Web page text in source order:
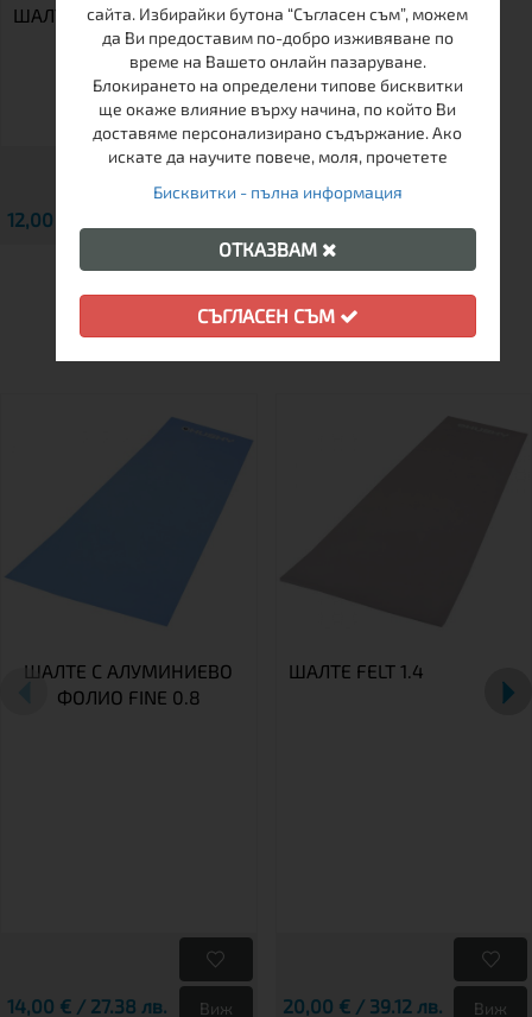
ШАЛТЕ ДВУСЛОЙНО
12,00 € / 23.47 лв.
ДРУГИ КЛИЕНТИ ХАРЕСАХА
ШАЛТЕ С АЛУМИНИЕВО
ФОЛИО FINE 0.8
14,00 € / 27.38 лв. Виж
ШАЛТЕ FELT 1.4
20,00 € / 39.12 лв. Виж
сайта. Избирайки бутона “Съгласен съм”, можем
да Ви предоставим по-добро изживяване по
време на Вашето онлайн пазаруване.
Блокирането на определени типове бисквитки
ще окаже влияние върху начина, по който Ви
доставяме персонализирано съдържание. Ако
искате да научите повече, моля, прочетете
Бисквитки - пълна информация
ОТКАЗВАМ
СЪГЛАСЕН СЪМ